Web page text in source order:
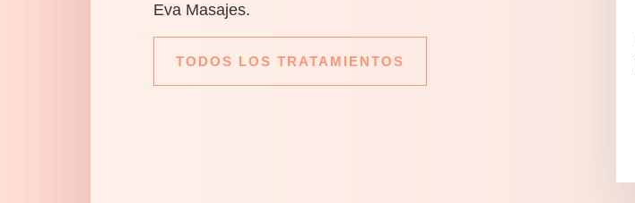
Eva Masajes.
TODOS LOS TRATAMIENTOS